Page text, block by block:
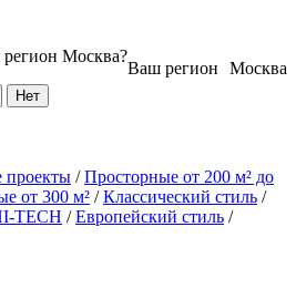
Москва
Ваш регион
Москва?
проекты /Просторные от 200 м² до
от 300 м² /Классический стиль /
TECH /Европейский стиль /